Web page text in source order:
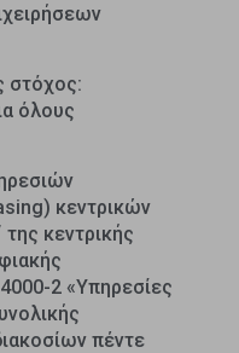
στόχος:
όλους
κεντρικών
κεντρικής
2 «Υπηρεσίες
πέντε